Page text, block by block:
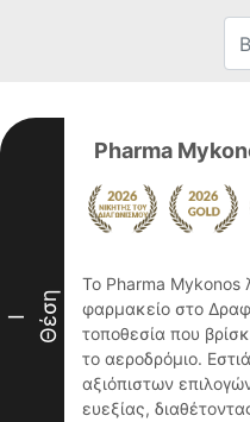
I Θέση
Pharma
Το Pharma Mykonos
φαρμακείο στο
τοποθεσία που
το αεροδρόμιο.
αξιόπιστων
ευεξίας,